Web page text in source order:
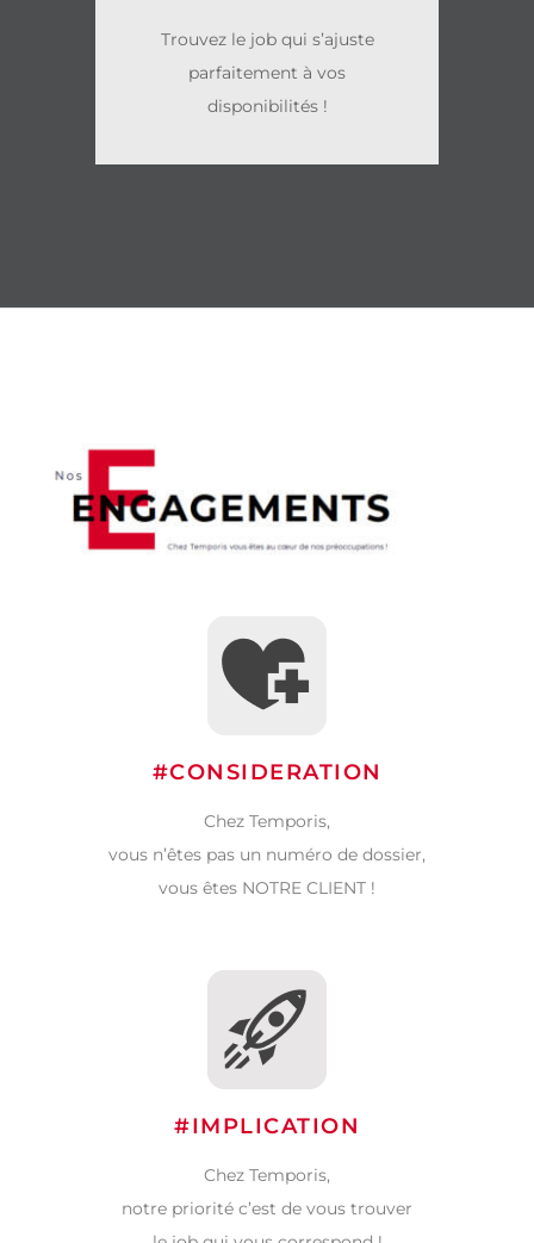
Trouvez le job qui s’ajuste
parfaitement à vos
disponibilités !
#CONSIDERATION
Chez Temporis,
vous n’êtes pas un numéro de dossier,
vous êtes NOTRE CLIENT !
#IMPLICATION
Chez Temporis,
notre priorité c’est de vous trouver